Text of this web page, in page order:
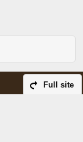
Full site